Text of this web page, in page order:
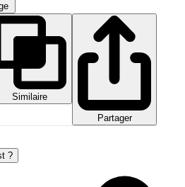
Similaire
Partager
?